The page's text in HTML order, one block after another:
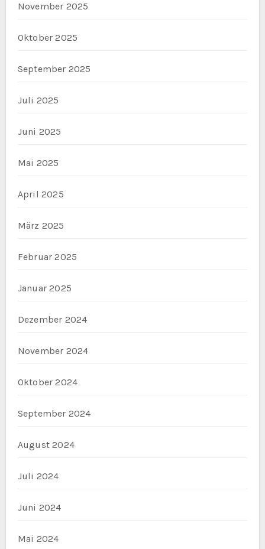
November 2025
Oktober 2025
September 2025
Juli 2025
Juni 2025
Mai 2025
April 2025
März 2025
Februar 2025
Januar 2025
Dezember 2024
November 2024
Oktober 2024
September 2024
August 2024
Juli 2024
Juni 2024
Mai 2024